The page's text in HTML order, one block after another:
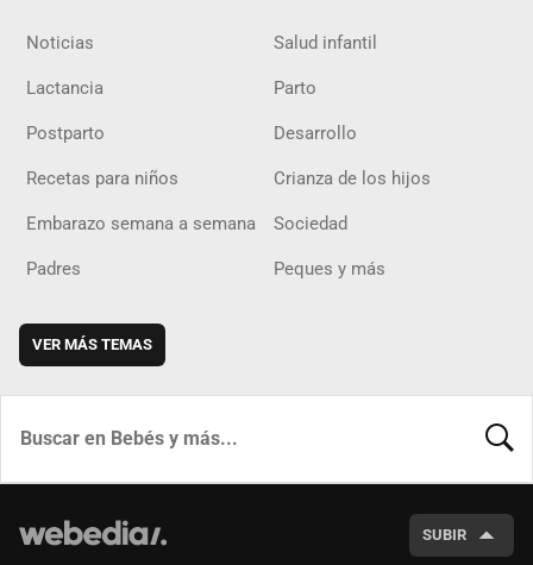
Noticias Salud infantil
Lactancia Parto
Postparto Desarrollo
Recetas para niños Crianza de los hijos
Embarazo semana a semana Sociedad
Padres Peques y más
VER MÁS TEMAS
SUBIR